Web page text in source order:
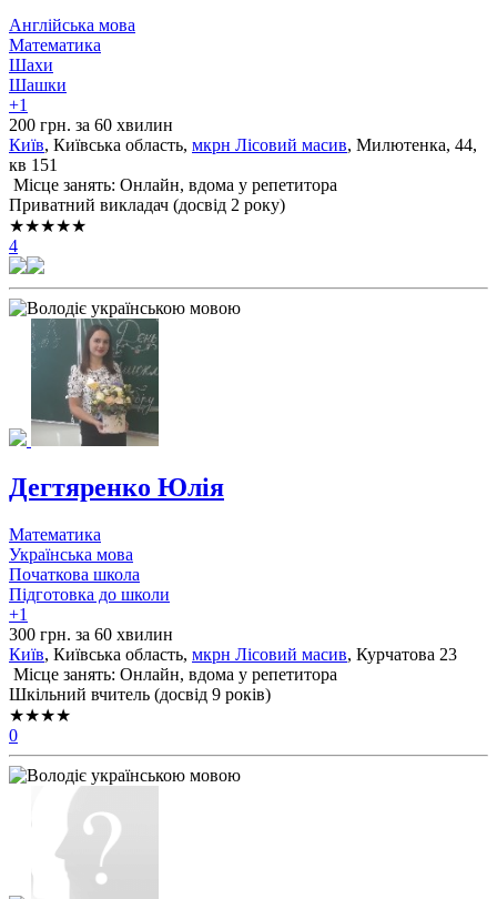
Англійська мова
Математика
Шахи
Шашки
+1
200 грн. за 60 хвилин
Київ, Київська область, мкрн Лісовий масив, Милютенка, 44,
кв 151
Місце занять: Онлайн, вдома у репетитора
Приватний викладач (досвід 2 року)
★★★★★
4
Дегтяренко Юлія
Математика
Українська мова
Початкова школа
Підготовка до школи
+1
300 грн. за 60 хвилин
Київ, Київська область, мкрн Лісовий масив, Курчатова 23
Місце занять: Онлайн, вдома у репетитора
Шкільний вчитель (досвід 9 років)
★★★★
0